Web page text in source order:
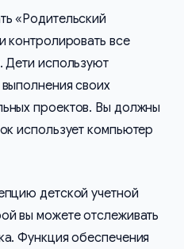
«Родительский
контролировать все
Дети используют
своих
проектов. Вы должны
использует компьютер
детской учетной
вы можете отслеживать
Функция обеспечения